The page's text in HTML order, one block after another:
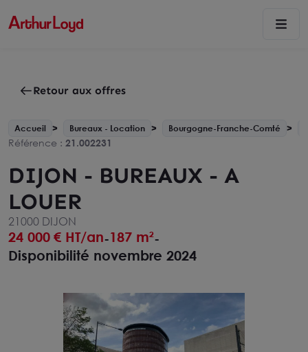
Retour aux offres
Accueil Bureaux - Location Bourgogne-Franche-Comté
Référence : 21.002231
DIJON - BUREAUX - A
LOUER
21000 DIJON
24 000 € HT/an-187 m²-
Disponibilité novembre 2024